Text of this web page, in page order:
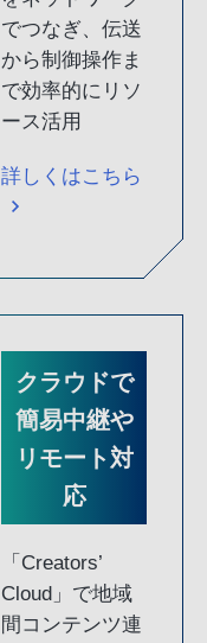
でつなぎ、伝送
から制御操作ま
で効率的にリソ
ース活用
詳しくはこちら
クラウドで
簡易中継や
リモート対
応
「Creators’
Cloud」で地域
間コンテンツ連